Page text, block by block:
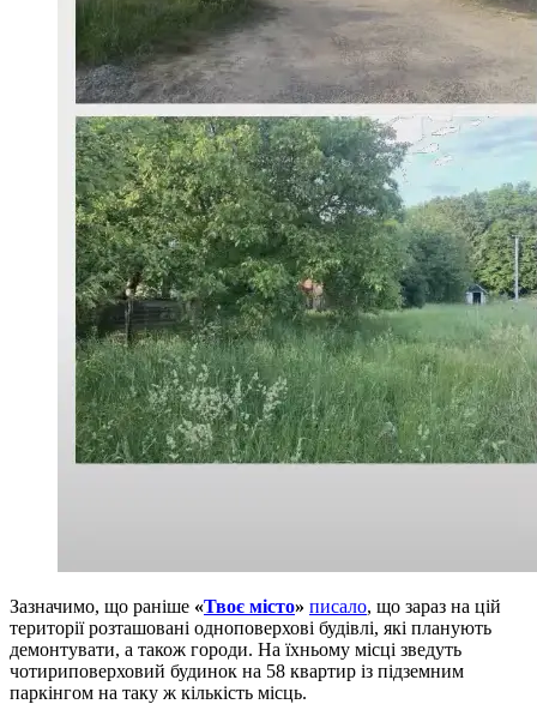
Зазначимо, що раніше «Твоє місто» писало, що зараз на цій
території розташовані одноповерхові будівлі, які планують
демонтувати, а також городи. На їхньому місці зведуть
чотириповерховий будинок на 58 квартир із підземним
паркінгом на таку ж кількість місць.